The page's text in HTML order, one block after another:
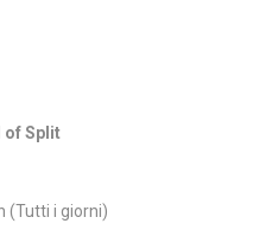
of Split
(Tutti i giorni)